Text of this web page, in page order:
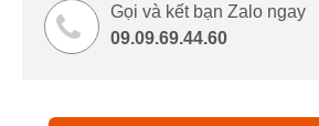
Gọi và kết bạn Zalo ngay
09.09.69.44.60